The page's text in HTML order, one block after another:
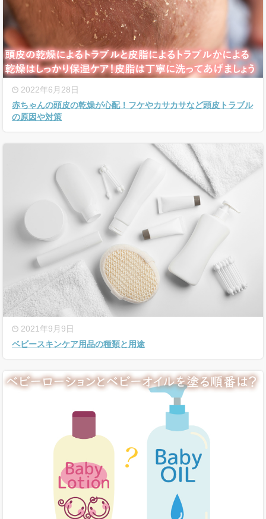
2022年6月28日
赤ちゃんの頭皮の乾燥が心配！フケやカサカサなど頭皮トラブル
の原因や対策
2021年9月9日
ベビースキンケア用品の種類と用途